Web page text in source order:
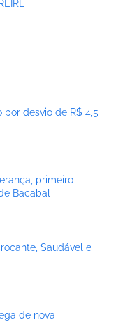
desvio de R$ 4,5
primeiro
Bacabal
Saudável e
de nova